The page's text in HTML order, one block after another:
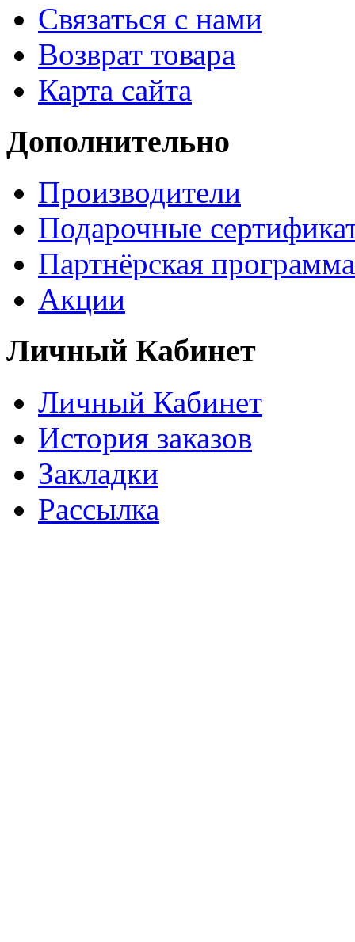
Связаться с нами
Возврат товара
Карта сайта
Дополнительно
Производители
Подарочные
Партнёрская программа
Акции
Личный Кабинет
Личный Кабинет
История заказов
Закладки
Рассылка